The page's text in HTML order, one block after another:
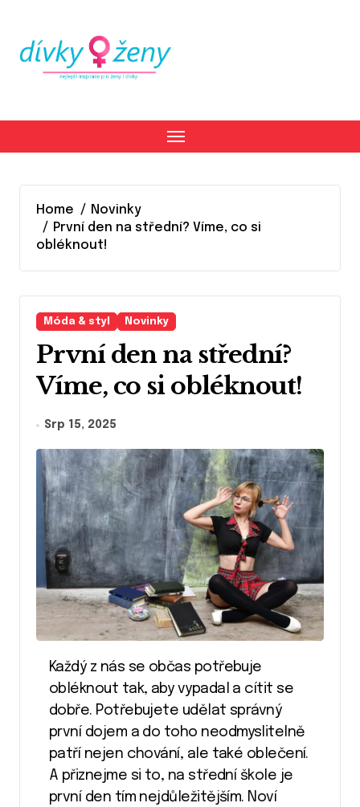
content
Home
Novinky
První den na střední? Víme, co si
obléknout!
Móda & styl Novinky
První den na střední?
Víme, co si obléknout!
Srp 15, 2025
Každý z nás se občas potřebuje
obléknout tak, aby vypadal a cítit se
dobře. Potřebujete udělat správný
první dojem a do toho neodmyslitelně
patří nejen chování, ale také oblečení.
A přiznejme si to, na střední škole je
první den tím nejdůležitějším. Noví